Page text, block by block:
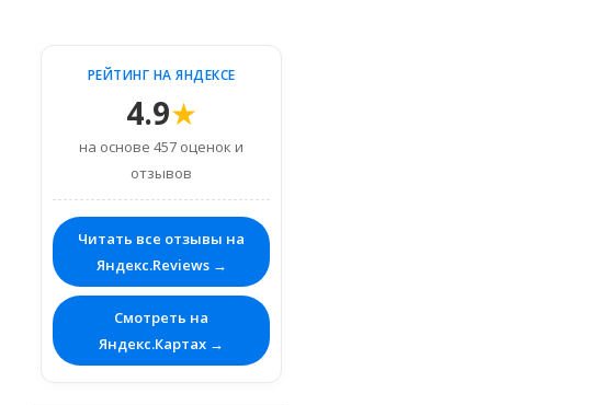
РЕЙТИНГ НА ЯНДЕКСЕ
4.9★
на основе 457 оценок и
отзывов
Читать все отзывы на
Яндекс.Reviews →
Смотреть на
Яндекс.Картах →